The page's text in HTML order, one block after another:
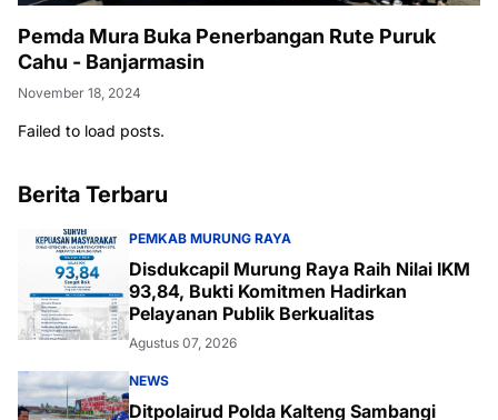
Pemda Mura Buka Penerbangan Rute Puruk
Cahu - Banjarmasin
November 18, 2024
Failed to load posts.
Berita Terbaru
PEMKAB MURUNG RAYA
Disdukcapil Murung Raya Raih Nilai IKM
93,84, Bukti Komitmen Hadirkan
Pelayanan Publik Berkualitas
Agustus 07, 2026
NEWS
Ditpolairud Polda Kalteng Sambangi